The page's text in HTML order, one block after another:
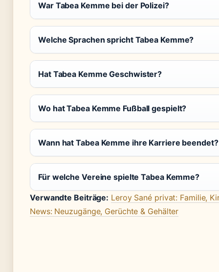
War Tabea Kemme bei der Polizei?
Welche Sprachen spricht Tabea Kemme?
Hat Tabea Kemme Geschwister?
Wo hat Tabea Kemme Fußball gespielt?
Wann hat Tabea Kemme ihre Karriere beendet?
Für welche Vereine spielte Tabea Kemme?
Verwandte Beiträge: Leroy Sané privat: Familie,
News: Neuzugänge, Gerüchte & Gehälter